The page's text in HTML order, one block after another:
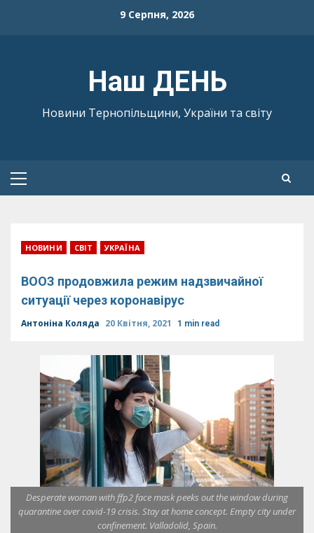
9 Серпня, 2026
Наш ДЕНЬ
Новини Тернопільщини, України та світу
Primary
НОВИНИ СВІТ УКРАЇНА
ВООЗ продовжила режим надзвичайної
ситуації через коронавірус
Антоніна Коляда 20 Квітня, 2021 1 min read
Desperate woman with ffp2 face mask peeks out the window during
quarantine over covid-19 crisis. Stay at home concept. Empty city under
confinement. Valladolid, Spain.